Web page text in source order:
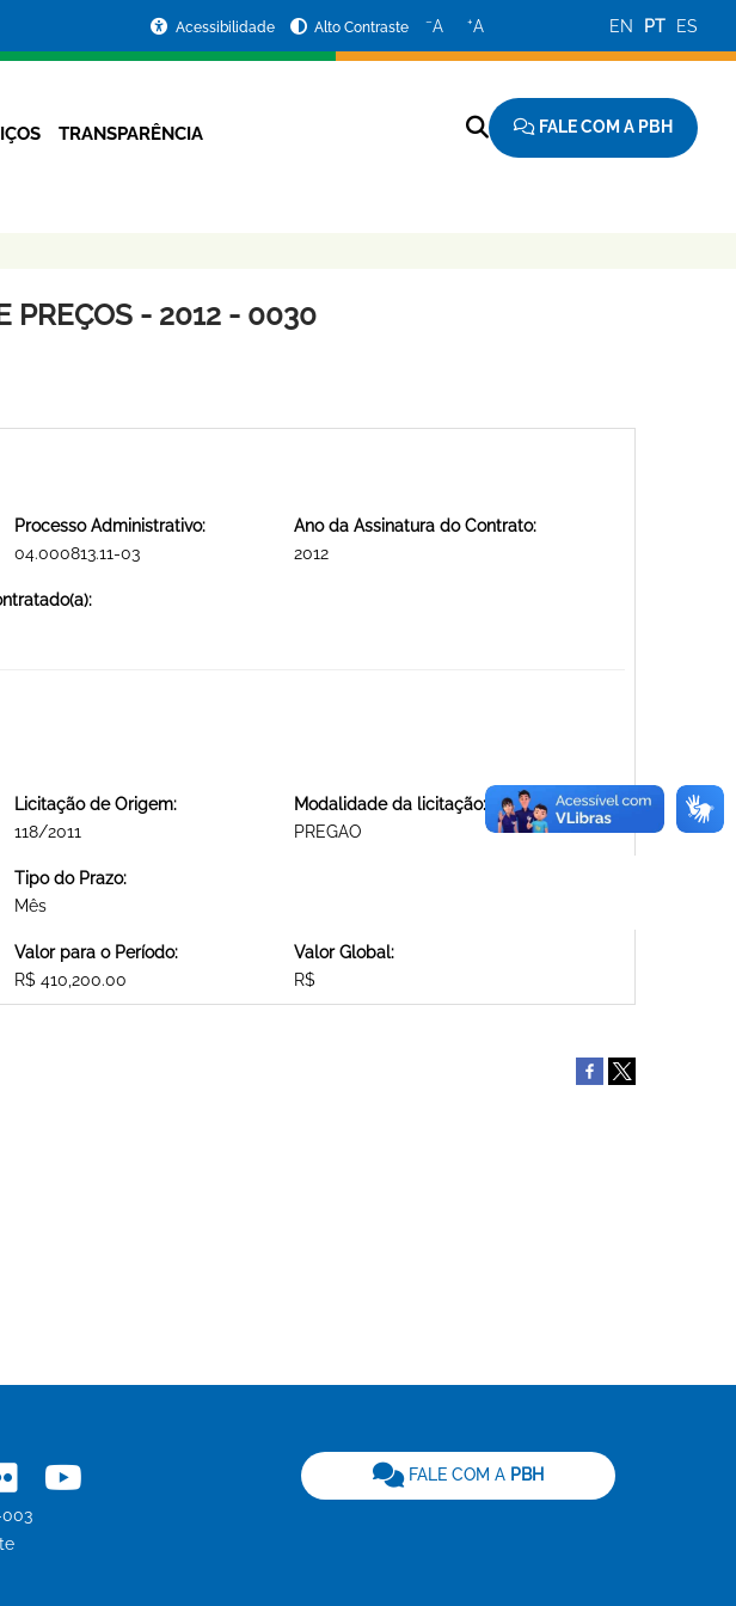
Acessibilidade Alto Contraste −A +A EN PT ES
TRANSPARÊNCIA FALE COM A PBH
PREÇOS - 2012 - 0030
Processo Administrativo:
04.000813.11-03
Ano da Assinatura do Contrato:
2012
Licitação de Origem:
118/2011
Modalidade da licitação:
PREGAO
Tipo do Prazo:
Mês
Valor para o Período:
R$ 410,200.00
Valor Global:
R$
Flickr
003
FALE COM A PBH